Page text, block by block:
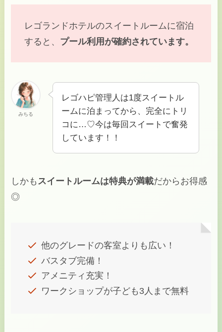
レゴランドホテルのスイートルームに宿泊
すると、 プール利用が確約されています。
みちる
レゴハピ管理人は1度スイートル
ームに泊まってから、完全にトリ
コに…♡今は毎回スイートで奮発
しています！！
しかも スイートルームは特典が満載だからお得感
◎
他のグレードの客室よりも広い！
バスタブ完備！
アメニティ充実！
ワークショップが子ども3人まで無料